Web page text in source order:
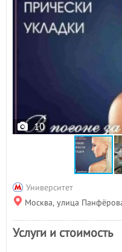
10
Университет
Москва, улица
Услуги и стоимость